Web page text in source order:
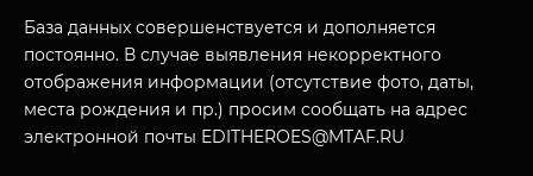
База данных совершенствуется и дополняется
постоянно. В случае выявления некорректного
отображения информации (отсутствие фото, даты,
места рождения и пр.) просим сообщать на адрес
электронной почты EDITHEROES@MTAF.RU